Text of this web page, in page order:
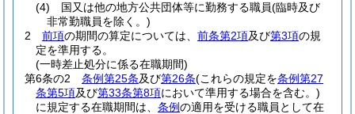
(4)
国又は他の地方公共団体等に勤務する職員(臨時及び
非常勤職員を除く。)
2
前項の期間の算定については、 前条第2項及び第3項の規
定を準用する。
(一時差止処分に係る在職期間)
第6条の2
条例第25条及び第26条(これらの規定を条例第27
条第5項及び第33条第8項において準用する場合を含む。)
に規定する在職期間は、 条例の適用を受ける職員として在